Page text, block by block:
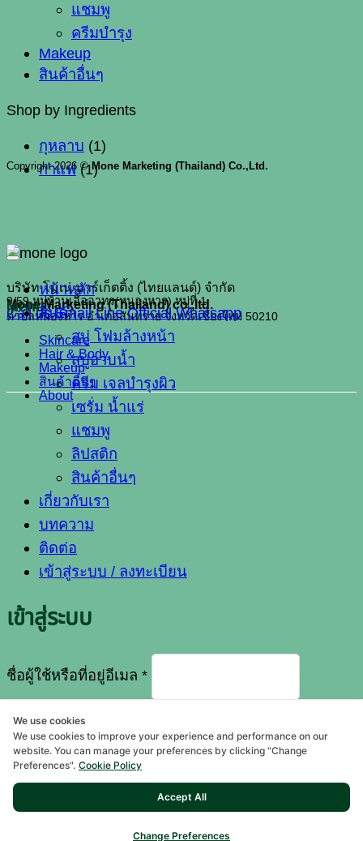
แชมพู
ครีมบำรุง
Makeup
สินค้าอื่นๆ
Shop by Ingredients
กุหลาบ (1)
กาแฟ (1)
บริษัท โมเน่ มาร์เก็ตติ้ง (ไทยแลนด์) จำกัด
Mone Marketing (Thailand) co.,ltd.
9/59 หมู่บ้านเอื้ออาทร(หนองหาร) หมู่ที่ 1
ตำบลหนองหาร อำเภอสันทราย จังหวัดเชียงใหม่ 50210
Call us Email Line Official Whatsapp
Menu
Skincare
Hair & Body
Makeup
สินค้าอื่นๆ
About
Copyright 2026 © Mone Marketing (Thailand) Co.,Ltd.
หน้าหลัก
สินค้า
สบู่ โฟมล้างหน้า
สบู่อาบน้ำ
ครีม เจลบำรุงผิว
เซรั่ม น้ำแร่
แชมพู
ลิปสติก
สินค้าอื่นๆ
เกี่ยวกับเรา
บทความ
ติดต่อ
เข้าสู่ระบบ / ลงทะเบียน
เข้าสู่ระบบ
ชื่อผู้ใช้หรือที่อยู่อีเมล *
รหัสผ่าน*
ต้องการ
จำฉันไว้
We use cookies
We use cookies to improve your experience and performance on our
website. You can manage your preferences by clicking "Change
Preferences". Cookie Policy
Accept All
Change Preferences